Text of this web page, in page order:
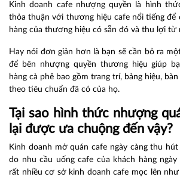
Kinh doanh cafe nhượng quyền là hình
thỏa thuận với thương hiệu cafe nổi tiếng để
hàng của thương hiệu có sẵn đó và thu lợi từ
Hay nói đơn giản hơn là bạn sẽ cần bỏ ra
để bên nhượng quyền thương hiệu giúp
hàng cà phê bao gồm trang trí, bảng hiệu,
theo tiêu chuẩn đã có của họ.
Tại sao hình thức nhượng
lại được ưa chuộng đến vậy?
Kinh doanh mở quán cafe ngày càng thu
do nhu cầu uống cafe của khách hàng
rất nhiều cơ sở kinh doanh cafe mọc lên